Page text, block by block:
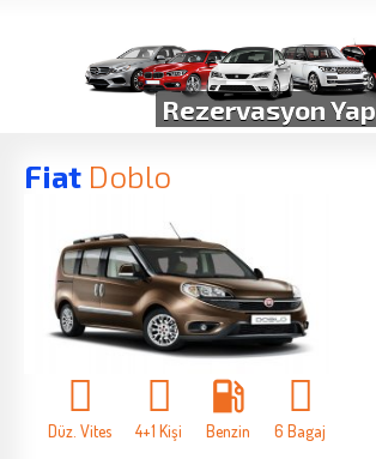
Rezervasyon Yap
Fiat Doblo
Düz. Vites 4+1 Kişi
local_gas_station
Benzin 6 Bagaj